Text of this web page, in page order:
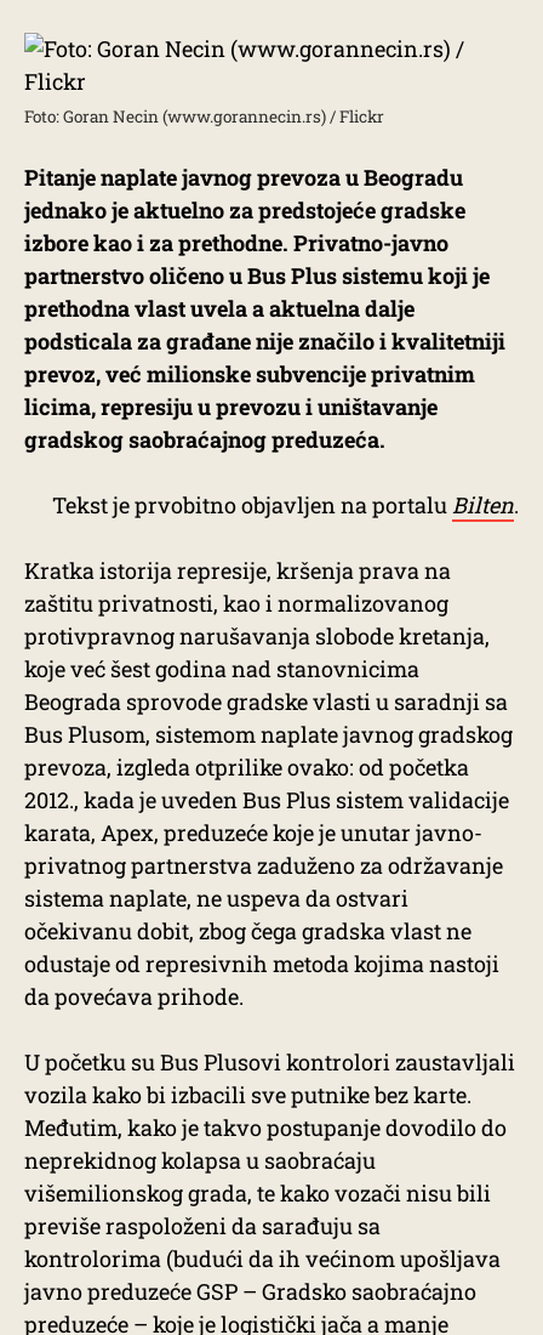
Foto: Goran Necin (www.gorannecin.rs) / Flickr
Pitanje naplate javnog prevoza u Beogradu
jednako je aktuelno za predstojeće gradske
izbore kao i za prethodne. Privatno-javno
partnerstvo oličeno u Bus Plus sistemu koji je
prethodna vlast uvela a aktuelna dalje
podsticala za građane nije značilo i kvalitetniji
prevoz, već milionske subvencije privatnim
licima, represiju u prevozu i uništavanje
gradskog saobraćajnog preduzeća.
Tekst je prvobitno objavljen na portaluBilten.
Kratka istorija represije, kršenja prava na
zaštitu privatnosti, kao i normalizovanog
protivpravnog narušavanja slobode kretanja,
koje već šest godina nad stanovnicima
Beograda sprovode gradske vlasti u saradnji sa
Bus Plusom, sistemom naplate javnog gradskog
prevoza, izgleda otprilike ovako: od početka
2012., kada je uveden Bus Plus sistem validacije
karata, Apex, preduzeće koje je unutar javno-
privatnog partnerstva zaduženo za održavanje
sistema naplate, ne uspeva da ostvari
očekivanu dobit, zbog čega gradska vlast ne
odustaje od represivnih metoda kojima nastoji
da povećava prihode.
U početku su Bus Plusovi kontrolori zaustavljali
vozila kako bi izbacili sve putnike bez karte.
Međutim, kako je takvo postupanje dovodilo do
neprekidnog kolapsa u saobraćaju
višemilionskog grada, te kako vozači nisu bili
previše raspoloženi da sarađuju sa
kontrolorima (budući da ih većinom upošljava
javno preduzeće GSP – Gradsko saobraćajno
preduzeće – koje je logistički jača a manje